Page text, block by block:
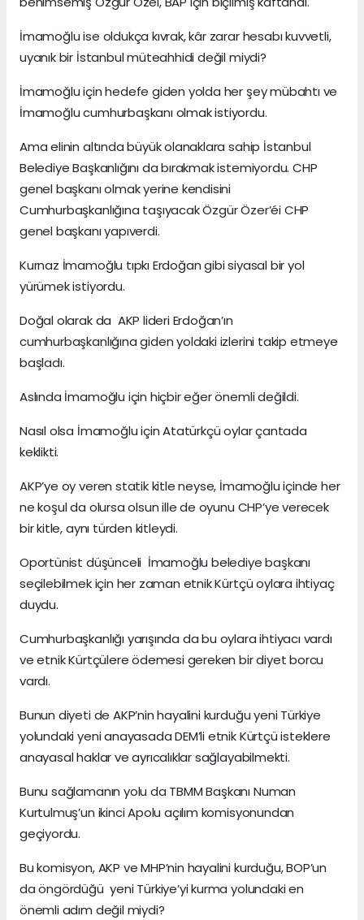
İmamoğlu ise oldukça kıvrak, kâr zarar hesabı kuvvetli,
uyanık bir İstanbul müteahhidi değil miydi?
İmamoğlu için hedefe giden yolda her şey mübahtı ve
İmamoğlu cumhurbaşkanı olmak istiyordu.
Ama elinin altında büyük olanaklara sahip İstanbul
Belediye Başkanlığını da bırakmak istemiyordu. CHP
genel başkanı olmak yerine kendisini
Cumhurbaşkanlığına taşıyacak Özgür Özer’éi CHP
genel başkanı yapıverdi.
Kurnaz İmamoğlu tıpkı Erdoğan gibi siyasal bir yol
yürümek istiyordu.
Doğal olarak da AKP lideri Erdoğan’ın
cumhurbaşkanlığına giden yoldaki izlerini takip etmeye
başladı.
Aslında İmamoğlu için hiçbir eğer önemli değildi.
Nasıl olsa İmamoğlu için Atatürkçü oylar çantada
keklikti.
AKP’ye oy veren statik kitle neyse, İmamoğlu içinde her
ne koşul da olursa olsun ille de oyunu CHP’ye verecek
bir kitle, aynı türden kitleydi.
Oportünist düşünceli İmamoğlu belediye başkanı
seçilebilmek için her zaman etnik Kürtçü oylara ihtiyaç
duydu.
Cumhurbaşkanlığı yarışında da bu oylara ihtiyacı vardı
ve etnik Kürtçülere ödemesi gereken bir diyet borcu
vardı.
Bunun diyeti de AKP’nin hayalini kurduğu yeni Türkiye
yolundaki yeni anayasada DEM’li etnik Kürtçü isteklere
anayasal haklar ve ayrıcalıklar sağlayabilmekti.
Bunu sağlamanın yolu da TBMM Başkanı Numan
Kurtulmuş’un ikinci Apolu açılım komisyonundan
geçiyordu.
Bu komisyon, AKP ve MHP’nin hayalini kurduğu, BOP’un
da öngördüğü yeni Türkiye’yi kurma yolundaki en
önemli adım değil miydi?